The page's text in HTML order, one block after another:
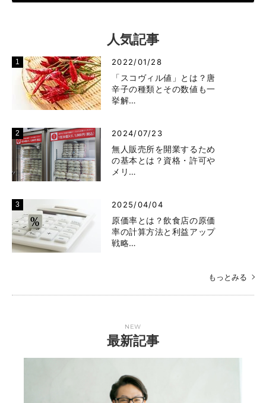
人気記事
2022/01/28
「スコヴィル値」とは？唐
辛子の種類とその数値も一
挙解…
2024/07/23
無人販売所を開業するため
の基本とは？資格・許可や
メリ…
2025/04/04
原価率とは？飲食店の原価
率の計算方法と利益アップ
戦略…
もっとみる
NEW
最新記事